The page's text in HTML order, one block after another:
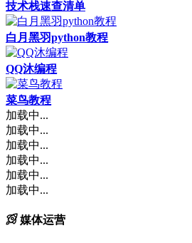
技术栈速查清单
白月黑羽python教程
QQ沐编程
菜鸟教程
加载中...
加载中...
加载中...
加载中...
加载中...
加载中...
媒体运营